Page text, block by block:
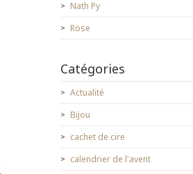
Nath Py
Rose
Catégories
Actualité
Bijou
cachet de cire
calendrier de l'avent